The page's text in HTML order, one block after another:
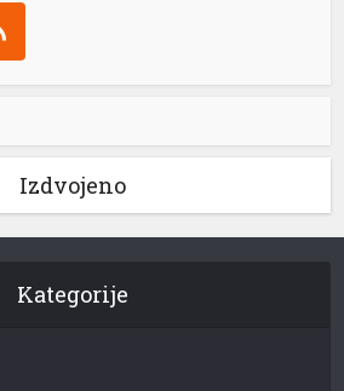
Izdvojeno
Kategorije